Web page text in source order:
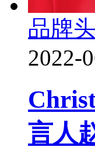
品牌
2022-
言人